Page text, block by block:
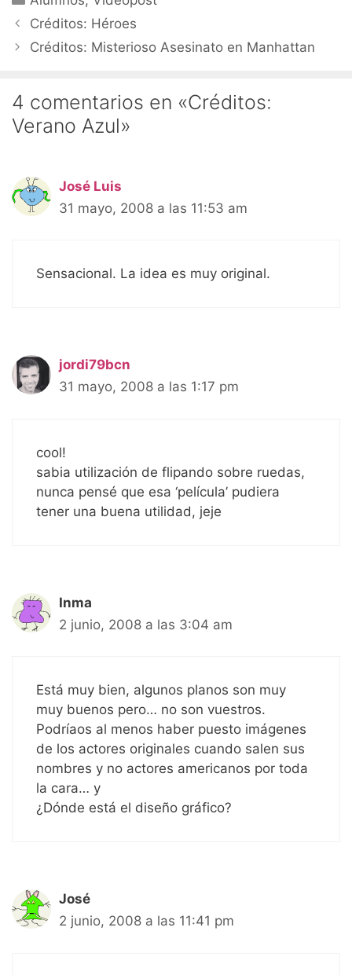
Créditos: Héroes
Créditos: Misterioso Asesinato en Manhattan
4 comentarios en «Créditos:
Verano Azul»
José Luis
31 mayo, 2008 a las 11:53 am
Sensacional. La idea es muy original.
jordi79bcn
31 mayo, 2008 a las 1:17 pm
cool!
sabia utilización de flipando sobre ruedas,
nunca pensé que esa ‘película’ pudiera
tener una buena utilidad, jeje
Inma
2 junio, 2008 a las 3:04 am
Está muy bien, algunos planos son muy
muy buenos pero… no son vuestros.
Podríaos al menos haber puesto imágenes
de los actores originales cuando salen sus
nombres y no actores americanos por toda
la cara… y
¿Dónde está el diseño gráfico?
José
2 junio, 2008 a las 11:41 pm